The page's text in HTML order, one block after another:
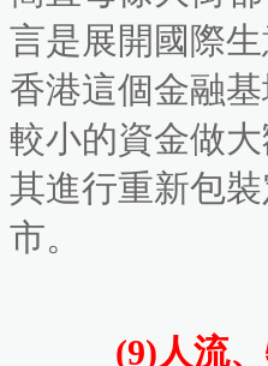
言是展開國際生
香港這個金融基
較小的資金做大
其進行重新包
市。
(9)人流